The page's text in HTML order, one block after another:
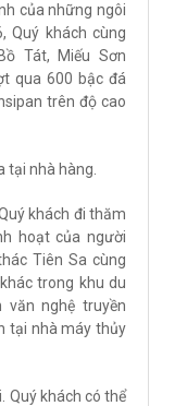
của những ngôi
Quý khách cùng
Tát, Miếu Sơn
qua 600 bậc đá
trên độ cao
tại nhà hàng.
khách đi thăm
hoạt của người
Tiên Sa cùng
trong khu du
văn nghệ truyền
tại nhà máy thủy
Quý khách có thể